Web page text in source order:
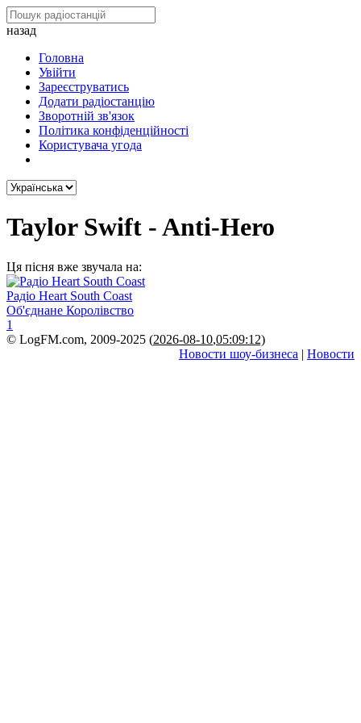
назад
Головна
Увійти
Зареєструватись
Додати радіостанцію
Зворотній зв'язок
Політика конфіденційності
Користувача угода
Taylor Swift - Anti-Hero
Ця пісня вже звучала на:
Радіо Heart South Coast
Об'єднане Королівство
1
© LogFM.com, 2009-2025 (2026-08-10,05:09:12)
Новости шоу-бизнеса | Новости